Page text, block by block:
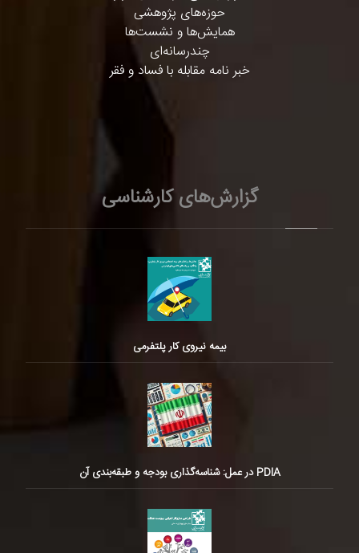
حوزه‌های پژوهشی
همایش‌ها و نشست‌ها
چندرسانه‌ای
خبر نامه مقابله با فساد و فقر
گزارش‌های کارشناسی
بیمه نیروی کار پلتفرمی
PDIA در عمل: شناسه‌گذاری بودجه و طبقه‌بندی آن